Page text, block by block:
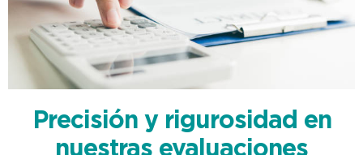
Precisión y rigurosidad en
nuestras evaluaciones